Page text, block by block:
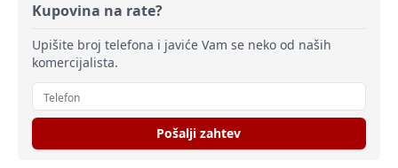
Kupovina na rate?
Upišite broj telefona i javiće Vam se neko od naših
komercijalista.
Pošalji zahtev